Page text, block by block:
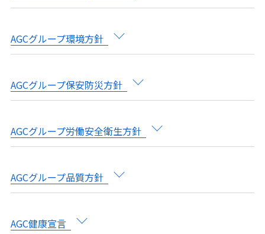
AGCグループ環境方針
AGCグループ保安防災方針
AGCグループ労働安全衛生方針
AGCグループ品質方針
AGC健康宣言